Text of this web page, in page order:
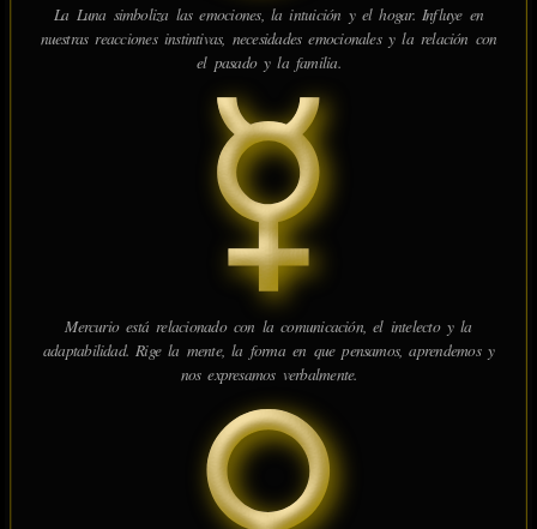
La Luna simboliza las emociones, la intuición y el hogar. Influye en
nuestras reacciones instintivas, necesidades emocionales y la relación con
el pasado y la familia.
Mercurio está relacionado con la comunicación, el intelecto y la
adaptabilidad. Rige la mente, la forma en que pensamos, aprendemos y
nos expresamos verbalmente.